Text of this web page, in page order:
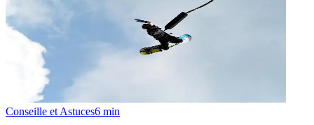
Conseille et Astuces6 min